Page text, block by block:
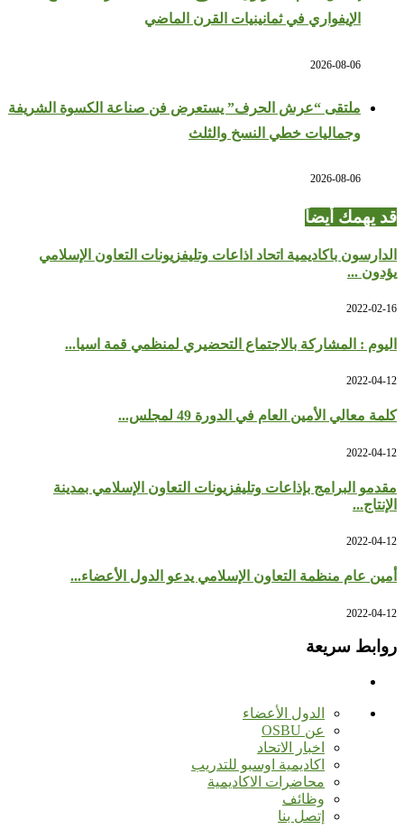
الإيفواري في ثمانينيات القرن الماضي
2026-08-06
ملتقى “عرش الحرف” يستعرض فن صناعة الكسوة الشريفة
وجماليات خطي النسخ والثلث
2026-08-06
قد يهمك أيضاً
الدارسون باكاديمية اتحاد اذاعات وتليفزيونات التعاون الإسلامي
يؤدون ...
2022-02-16
اليوم : المشاركة بالاجتماع التحضيري لمنظمي قمة اسيا...
2022-04-12
كلمة معالي الأمين العام في الدورة 49 لمجلس...
2022-04-12
مقدمو البرامج بإذاعات وتليفزيونات التعاون الإسلامي بمدينة
الإنتاج...
2022-04-12
أمين عام منظمة التعاون الإسلامي يدعو الدول الأعضاء...
2022-04-12
روابط سريعة
الدول الأعضاء
عن OSBU
اخبار الاتحاد
اكاديمية اوسبو للتدريب
محاضرات الاكاديمية
وظائف
إتصل بنا